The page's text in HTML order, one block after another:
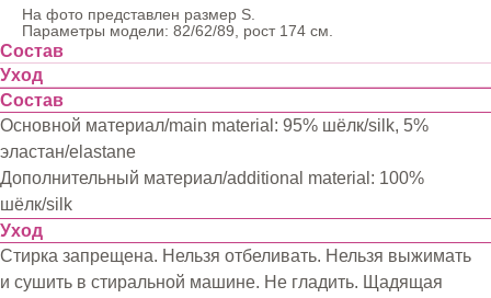
На фото представлен размер S.
Параметры модели: 82/62/89, рост 174 см.
Состав
Уход
Состав
Основной материал/main material: 95% шёлк/silk, 5%
эластан/elastane
Дополнительный материал/additional material: 100%
шёлк/silk
Уход
Стирка запрещена. Нельзя отбеливать. Нельзя выжимать
и сушить в стиральной машине. Не гладить. Щадящая